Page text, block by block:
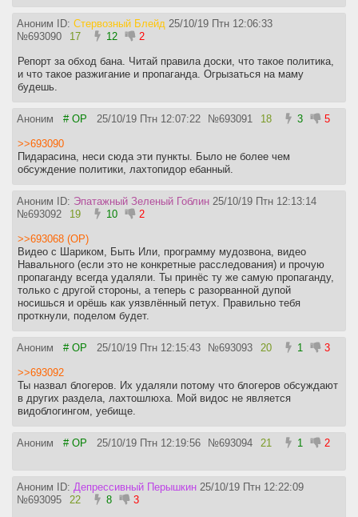
Аноним ID: Стервозный Блейд 25/10/19 Птн 12:06:33
№693090 17 12 2
Репорт за обход бана. Читай правила доски, что такое политика,
и что такое разжигание и пропаганда. Огрызаться на маму
будешь.
Аноним # OP 25/10/19 Птн 12:07:22 №693091 18 3 5
>>693090
Пидарасина, неси сюда эти пункты. Было не более чем
обсуждение политики, лахтопидор ебанный.
Аноним ID: Эпатажный Зеленый Гоблин 25/10/19 Птн 12:13:14
№693092 19 10 2
>>693068 (OP)
Видео с Шариком, Быть Или, программу мудозвона, видео
Навального (если это не конкретные расследования) и прочую
пропаганду всегда удаляли. Ты принёс ту же самую пропаганду,
только с другой стороны, а теперь с разорванной дупой
носишься и орёшь как уязвлённый петух. Правильно тебя
проткнули, поделом будет.
Аноним # OP 25/10/19 Птн 12:15:43 №693093 20 1 3
>>693092
Ты назвал блогеров. Их удаляли потому что блогеров обсуждают
в других раздела, лахтошлюха. Мой видос не является
видоблогингом, уебище.
Аноним # OP 25/10/19 Птн 12:19:56 №693094 21 1 2
Аноним ID: Депрессивный Перышкин 25/10/19 Птн 12:22:09
№693095 22 8 3